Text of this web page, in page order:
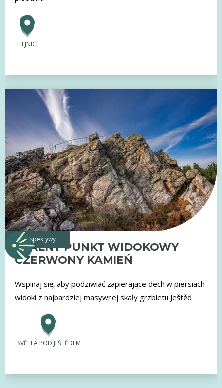
HEJNICE
perspektywy
SKALNY PUNKT WIDOKOWY
CZERWONY KAMIEŃ
Wspinaj się, aby podziwiać zapierające dech w piersiach
widoki z najbardziej masywnej skały grzbietu Ještěd
SVĚTLÁ POD JEŠTĚDEM